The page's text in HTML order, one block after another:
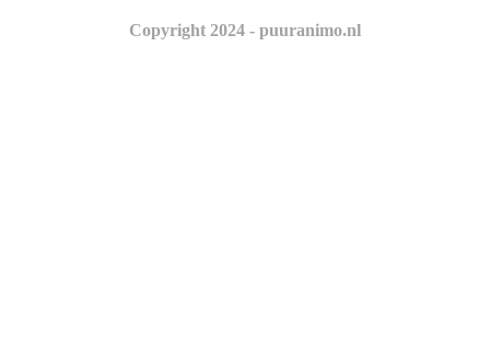
Copyright 2024 - puuranimo.nl